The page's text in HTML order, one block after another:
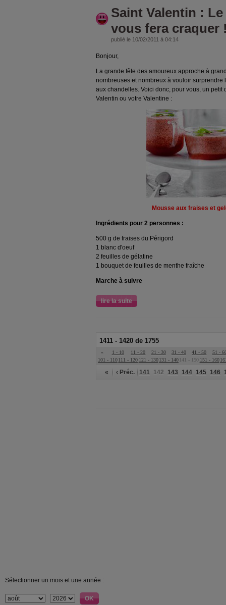
Saint Valentin :
vous fera craquer
publié le 10/02/2011 à 04:14
Bonjour,
La grande fête des amoureux approche à
nombreuses et nombreux à vouloir
aux chandelles. Voici donc, pour vous, un petit
Valentin ou votre Valentine :
Mousse aux fraises et
Ingrédients pour 2 personnes :
500 g de fraises du Périgord
1 blanc d'oeuf
2 feuilles de gélatine
1 bouquet de feuilles de menthe fraîche
Marche à suivre
lire la suite
1411 - 1420 de 1755
« 1 - 10 11 - 20 21 - 30 31 - 40 41 - 50
51 -
101 - 110111 - 120 121 - 130 131 - 140141 - 150 151 - 160
« ‹ Préc. 141 142 143 144 145 146
Sélectionner un mois et une année :